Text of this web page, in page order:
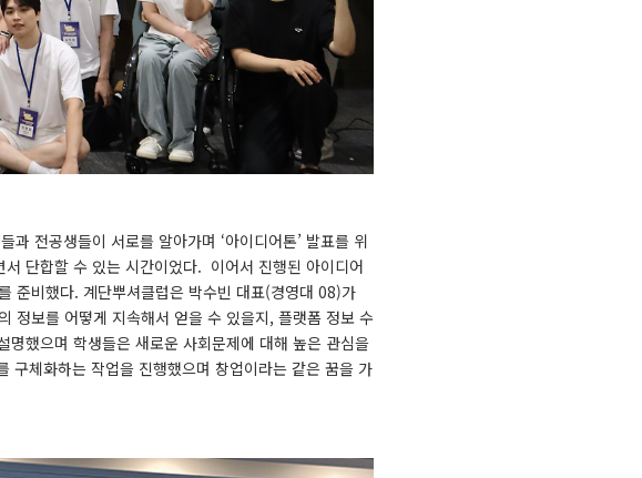
전공생들이 서로를 알아가며 ‘아이디어톤’ 발표를 위
단합할 수 있는 시간이었다. 이어서 진행된 아이디어
준비했다. 계단뿌셔클럽은 박수빈 대표(경영대 08)가
정보를 어떻게 지속해서 얻을 수 있을지, 플랫폼 정보 수
했으며 학생들은 새로운 사회문제에 대해 높은 관심을
구체화하는 작업을 진행했으며 창업이라는 같은 꿈을 가